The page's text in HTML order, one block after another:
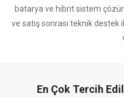
batarya ve hibrit sistem
ve satış sonrası teknik destek
En Çok Tercih